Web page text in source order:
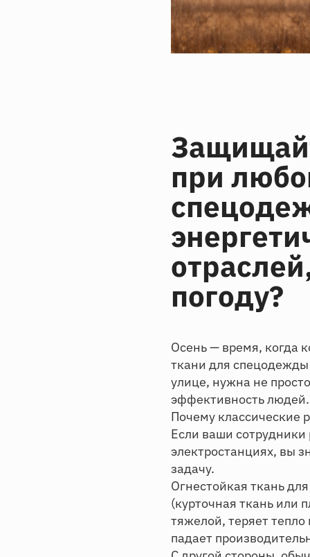
при
погоду?
Осень — время, когда
ткани для спецодежды
улице, нужна не
эффективность людей.
Почему классические
Если ваши
электростанциях, вы
задачу.
Огнестойкая ткань
(курточная ткань или
тяжелой, теряет тепло
падает